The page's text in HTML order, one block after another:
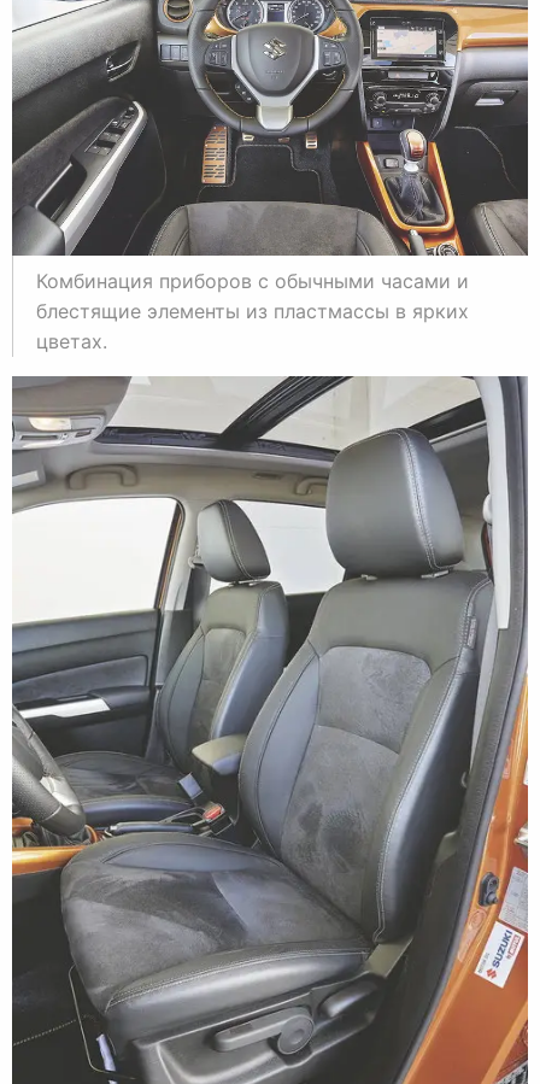
Комбинация приборов с обычными часами и
блестящие элементы из пластмассы в ярких
цветах.